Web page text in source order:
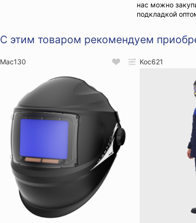
нас можно
подкладкой
С этим товаром рекомендуем
Мас130
Кос621